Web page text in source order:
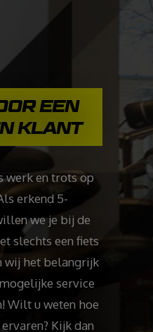
EEN
KLANT
werk en trots op
erkend 5-
we je bij de
slechts een fiets
wij het belangrijk
service
Wilt u weten hoe
Kijk dan